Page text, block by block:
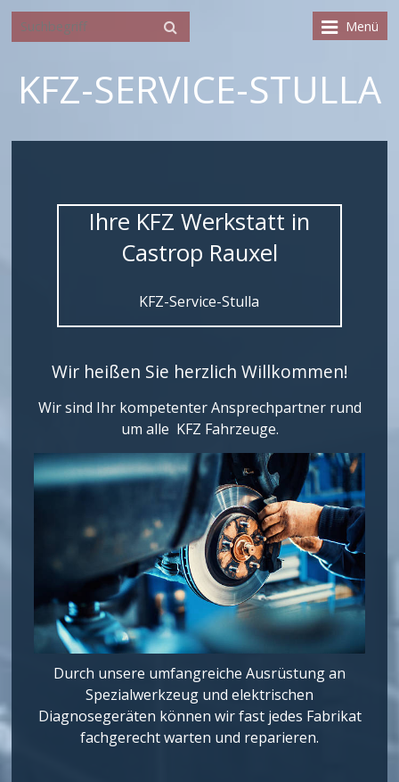
Menü
KFZ-SERVICE-STULLA
Ihre KFZ Werkstatt in
Castrop Rauxel
KFZ-Service-Stulla
Wir heißen Sie herzlich Willkommen!
Wir sind Ihr kompetenter Ansprechpartner rund
um alle KFZ Fahrzeuge.
Durch unsere umfangreiche Ausrüstung an
Spezialwerkzeug und elektrischen
Diagnosegeräten können wir fast jedes Fabrikat
fachgerecht warten und reparieren.